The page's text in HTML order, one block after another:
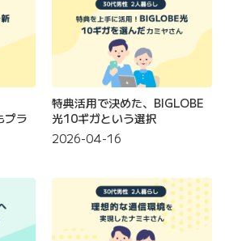
プラ
特典活用で決めた、BIGLOBE
光10ギガという選択
2026-04-16